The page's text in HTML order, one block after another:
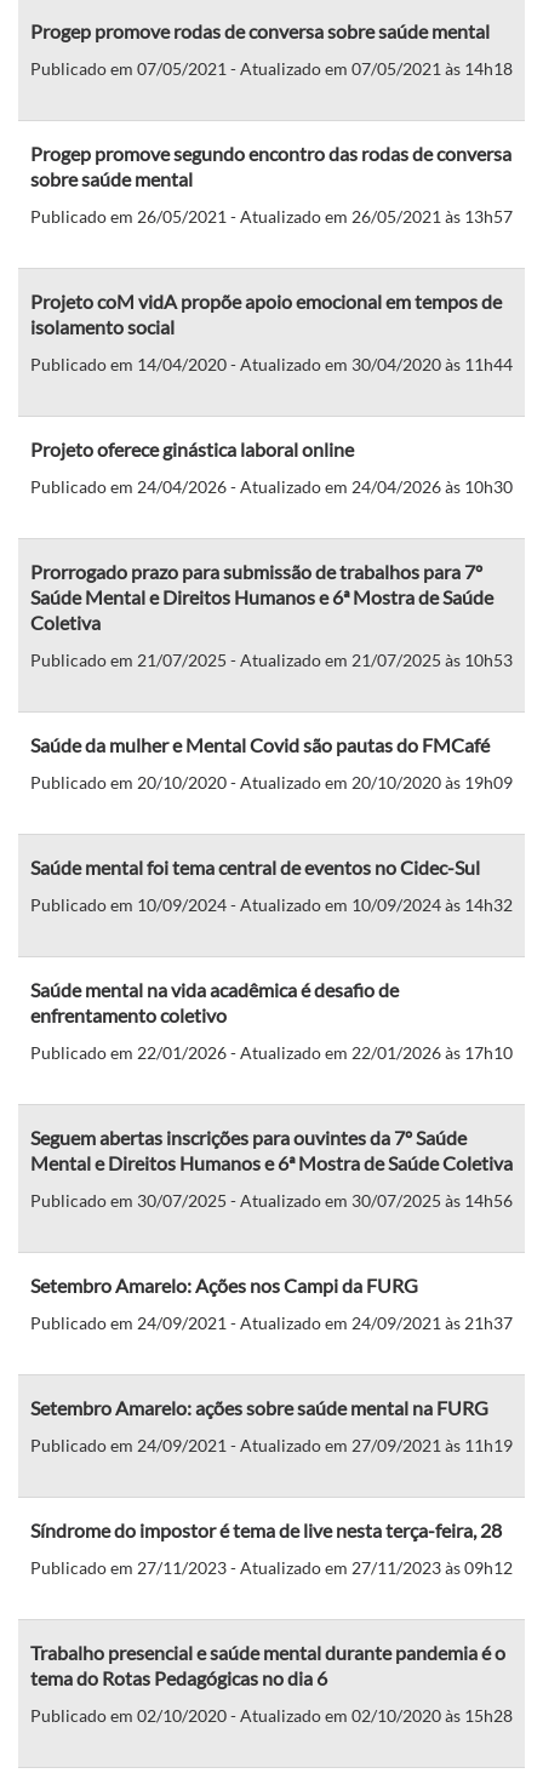
Progep promove rodas de conversa sobre saúde mental
Publicado em 07/05/2021 - Atualizado em 07/05/2021 às 14h18
Progep promove segundo encontro das rodas de conversa
sobre saúde mental
Publicado em 26/05/2021 - Atualizado em 26/05/2021 às 13h57
Projeto coM vidA propõe apoio emocional em tempos de
isolamento social
Publicado em 14/04/2020 - Atualizado em 30/04/2020 às 11h44
Projeto oferece ginástica laboral online
Publicado em 24/04/2026 - Atualizado em 24/04/2026 às 10h30
Prorrogado prazo para submissão de trabalhos para 7º
Saúde Mental e Direitos Humanos e 6ª Mostra de Saúde
Coletiva
Publicado em 21/07/2025 - Atualizado em 21/07/2025 às 10h53
Saúde da mulher e Mental Covid são pautas do FMCafé
Publicado em 20/10/2020 - Atualizado em 20/10/2020 às 19h09
Saúde mental foi tema central de eventos no Cidec-Sul
Publicado em 10/09/2024 - Atualizado em 10/09/2024 às 14h32
Saúde mental na vida acadêmica é desafio de
enfrentamento coletivo
Publicado em 22/01/2026 - Atualizado em 22/01/2026 às 17h10
Seguem abertas inscrições para ouvintes da 7º Saúde
Mental e Direitos Humanos e 6ª Mostra de Saúde Coletiva
Publicado em 30/07/2025 - Atualizado em 30/07/2025 às 14h56
Setembro Amarelo: Ações nos Campi da FURG
Publicado em 24/09/2021 - Atualizado em 24/09/2021 às 21h37
Setembro Amarelo: ações sobre saúde mental na FURG
Publicado em 24/09/2021 - Atualizado em 27/09/2021 às 11h19
Síndrome do impostor é tema de live nesta terça-feira, 28
Publicado em 27/11/2023 - Atualizado em 27/11/2023 às 09h12
Trabalho presencial e saúde mental durante pandemia é o
tema do Rotas Pedagógicas no dia 6
Publicado em 02/10/2020 - Atualizado em 02/10/2020 às 15h28